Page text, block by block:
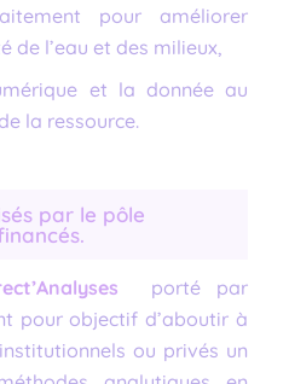
pour améliorer
l’eau et des milieux,
et la donnée au
la ressource.
par le pôle
porté par
pour objectif d’aboutir à
ou privés un